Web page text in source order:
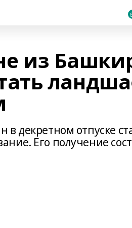
из
в декретном отпуске
Его получение